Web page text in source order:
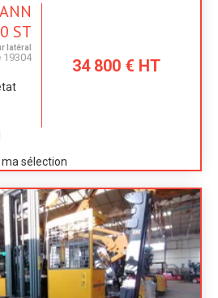
latéral
ST
19304 34 800 € HT
sélection